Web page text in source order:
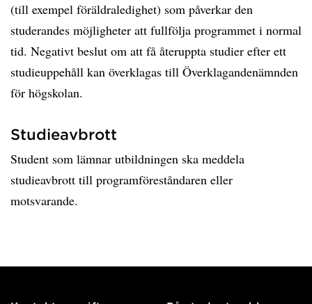
(till exempel föräldraledighet) som påverkar den
studerandes möjligheter att fullfölja programmet i normal
tid. Negativt beslut om att få återuppta studier efter ett
studieuppehåll kan överklagas till Överklagandenämnden
för högskolan.
Studieavbrott
Student som lämnar utbildningen ska meddela
studieavbrott till programföreståndaren eller
motsvarande.